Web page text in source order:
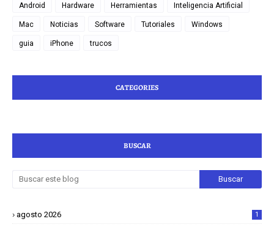
Android Hardware Herramientas Inteligencia Artificial
Mac Noticias Software Tutoriales Windows
guia iPhone trucos
CATEGORIES
BUSCAR
agosto 2026 1